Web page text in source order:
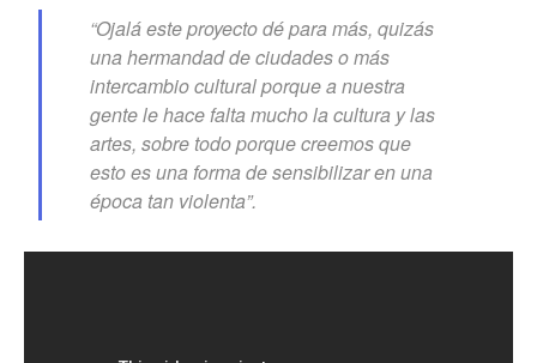
“Ojalá este proyecto dé para más, quizás
una hermandad de ciudades o más
intercambio cultural porque a nuestra
gente le hace falta mucho la cultura y las
artes, sobre todo porque creemos que
esto es una forma de sensibilizar en una
época tan violenta”.